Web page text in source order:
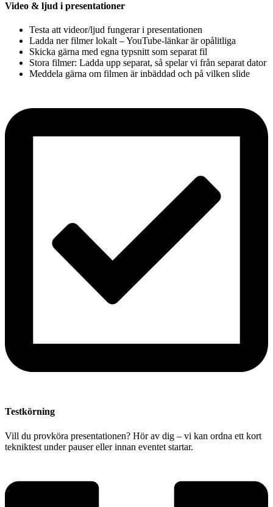
Video & ljud i presentationer
Testa att videor/ljud fungerar i presentationen
Ladda ner filmer lokalt – YouTube-länkar är opålitliga
Skicka gärna med egna typsnitt som separat fil
Stora filmer: Ladda upp separat, så spelar vi från separat dator
Meddela gärna om filmen är inbäddad och på vilken slide
Testkörning
Vill du provköra presentationen? Hör av dig – vi kan ordna ett kort
tekniktest under pauser eller innan eventet startar.